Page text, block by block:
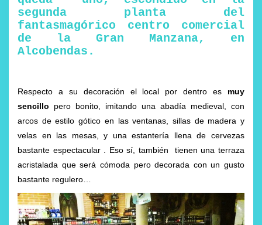
segunda planta del
fantasmagórico centro comercial
de la Gran Manzana, en
Alcobendas.
Respecto a su decoración el local por dentro es muy
sencillo pero bonito, imitando una abadía medieval, con
arcos de estilo gótico en las ventanas, sillas de madera y
velas en las mesas, y una estantería llena de cervezas
bastante espectacular . Eso sí, también tienen una terraza
acristalada que será cómoda pero decorada con un gusto
bastante regulero…